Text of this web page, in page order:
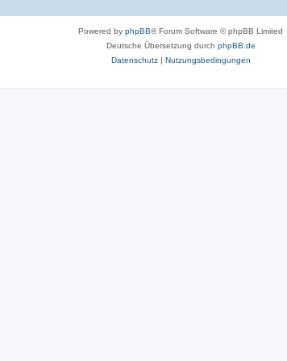
Powered by phpBB® Forum Software © phpBB Limited
Deutsche Übersetzung durch phpBB.de
Datenschutz| Nutzungsbedingungen